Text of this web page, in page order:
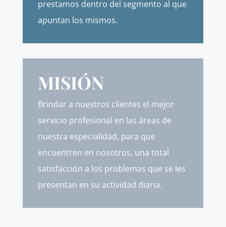
prestamos dentro del segmento al que
apuntan los mismos.
MISIÓN
Brindar a nuestros clientes el mejor
servicio profesional en las áreas de
nuestra especialidad, para que
encuentren en nosotros, una total
satisfacción a los problemas que se les
presentan en su actividad diaria.